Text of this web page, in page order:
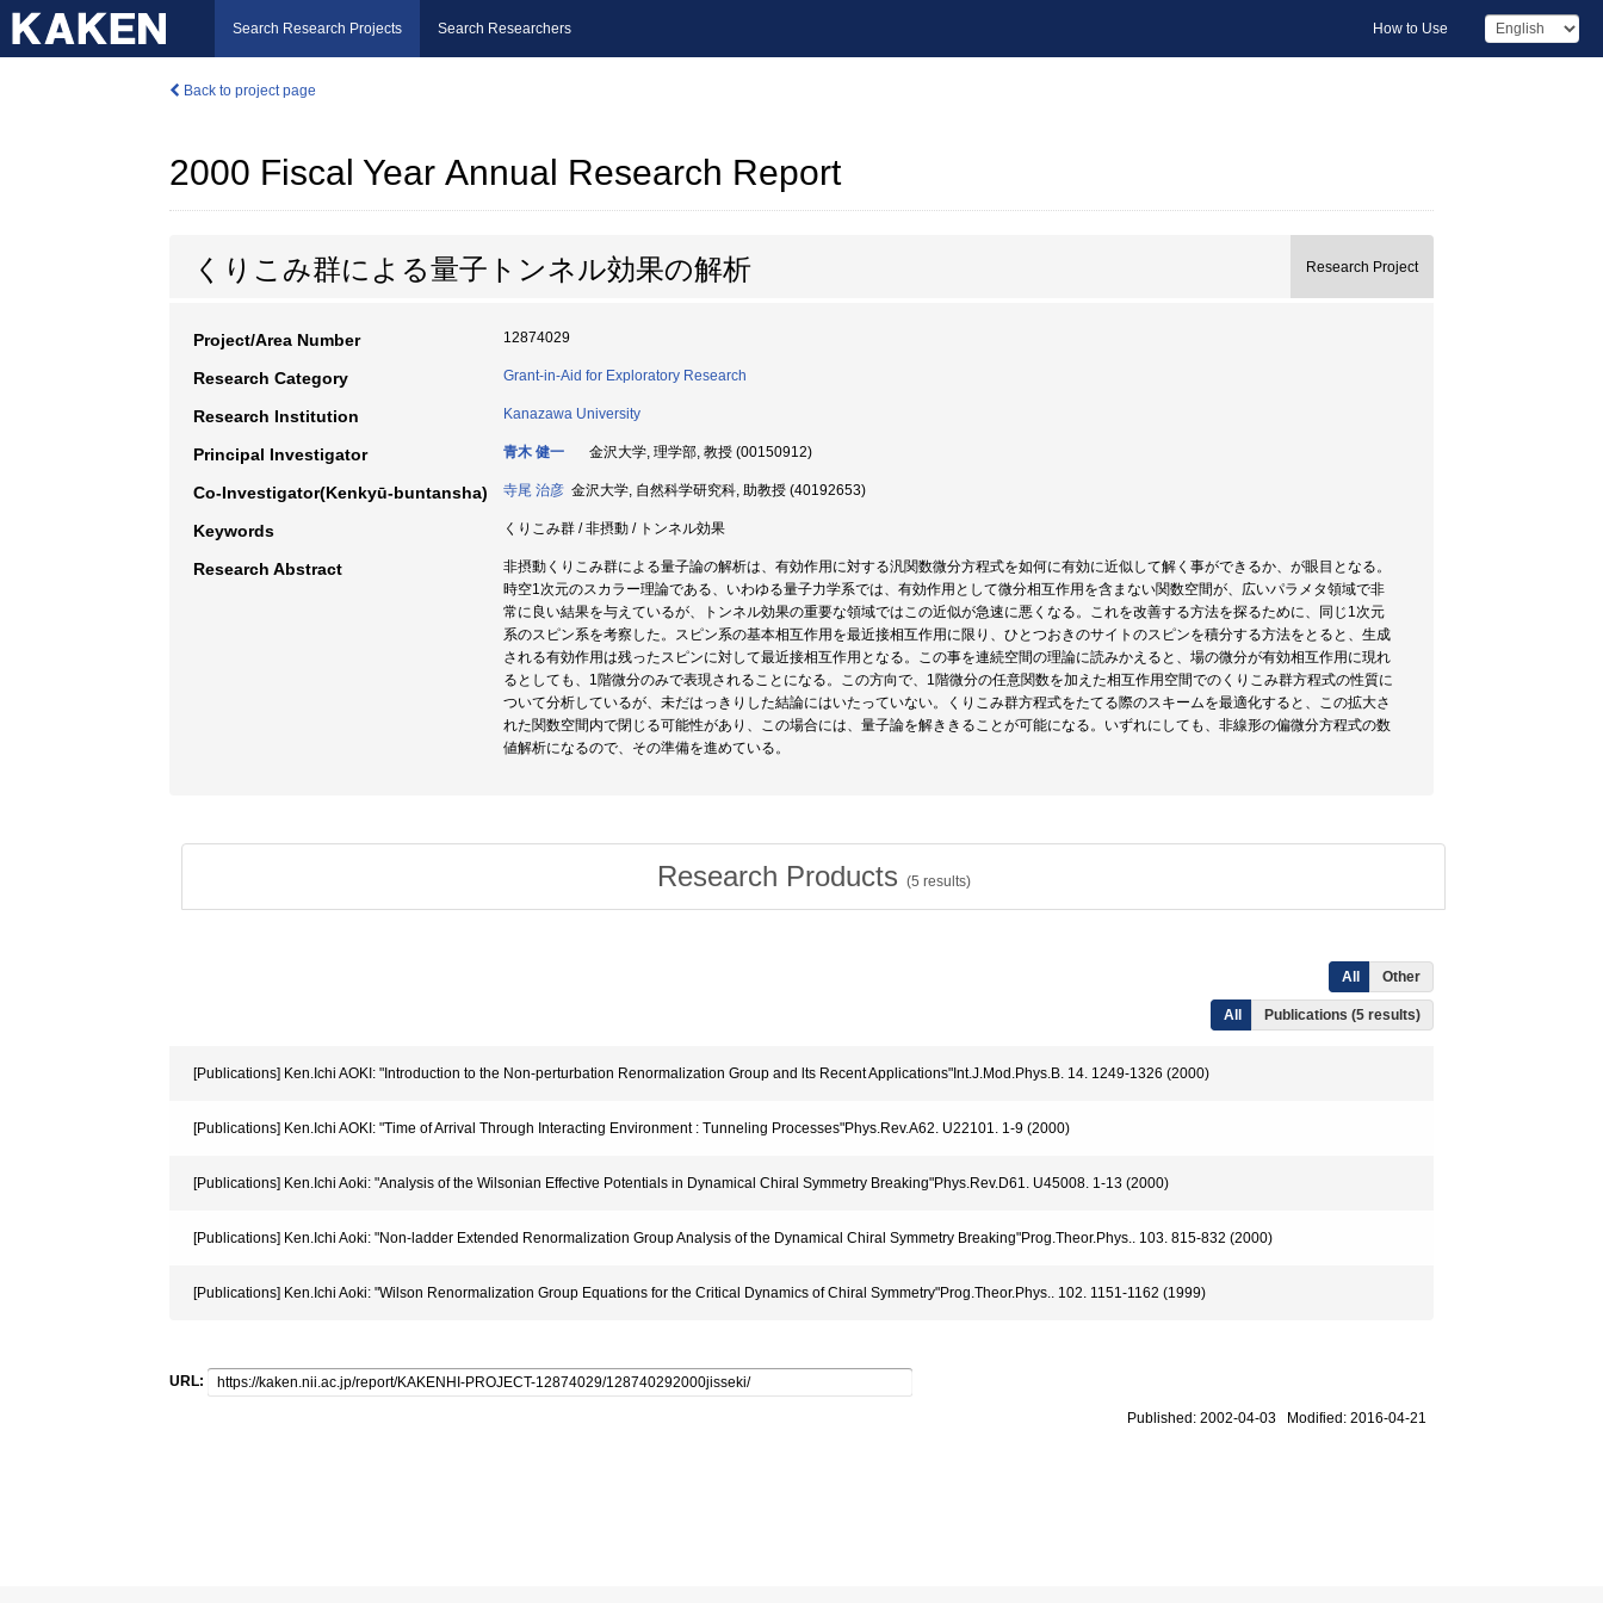
Search Research Projects Search Researchers How to Use
Back to project page
2000 Fiscal Year Annual Research Report
くりこみ群による量子トンネル効果の解析 Research Project
Project/Area Number 12874029
Research Category Grant-in-Aid for Exploratory Research
Research Institution Kanazawa University
Principal Investigator 青木 健一 金沢大学, 理学部, 教授 (00150912)
Co-Investigator(Kenkyū-buntansha) 寺尾 治彦 金沢大学, 自然科学研究科, 助教授 (40192653)
Keywords くりこみ群 / 非摂動 / トンネル効果
Research Abstract
非摂動くりこみ群による量子論の解析は、有効作用に対する汎関数微分方程式を如何に有効に近似して解く事ができるか、が眼目となる。
時空1次元のスカラー理論である、いわゆる量子力学系では、有効作用として微分相互作用を含まない関数空間が、広いパラメタ領域で非
常に良い結果を与えているが、トンネル効果の重要な領域ではこの近似が急速に悪くなる。これを改善する方法を探るために、同じ1次元
系のスピン系を考察した。スピン系の基本相互作用を最近接相互作用に限り、ひとつおきのサイトのスピンを積分する方法をとると、生成
される有効作用は残ったスピンに対して最近接相互作用となる。この事を連続空間の理論に読みかえると、場の微分が有効相互作用に現れ
るとしても、1階微分のみで表現されることになる。この方向で、1階微分の任意関数を加えた相互作用空間でのくりこみ群方程式の性質に
ついて分析しているが、未だはっきりした結論にはいたっていない。くりこみ群方程式をたてる際のスキームを最適化すると、この拡大さ
れた関数空間内で閉じる可能性があり、この場合には、量子論を解ききることが可能になる。いずれにしても、非線形の偏微分方程式の数
値解析になるので、その準備を進めている。
Research Products (5 results)
All Other
All Publications (5 results)
[Publications] Ken.Ichi AOKI: "Introduction to the Non-perturbation Renormalization Group and lts Recent Applications"Int.J.Mod.Phys.B. 14. 1249-1326 (2000)
[Publications] Ken.Ichi AOKI: "Time of Arrival Through Interacting Environment : Tunneling Processes"Phys.Rev.A62. U22101. 1-9 (2000)
[Publications] Ken.Ichi Aoki: "Analysis of the Wilsonian Effective Potentials in Dynamical Chiral Symmetry Breaking"Phys.Rev.D61. U45008. 1-13 (2000)
[Publications] Ken.Ichi Aoki: "Non-ladder Extended Renormalization Group Analysis of the Dynamical Chiral Symmetry Breaking"Prog.Theor.Phys.. 103. 815-832 (2000)
[Publications] Ken.Ichi Aoki: "Wilson Renormalization Group Equations for the Critical Dynamics of Chiral Symmetry"Prog.Theor.Phys.. 102. 1151-1162 (1999)
URL:
Published: 2002-04-03 Modified: 2016-04-21